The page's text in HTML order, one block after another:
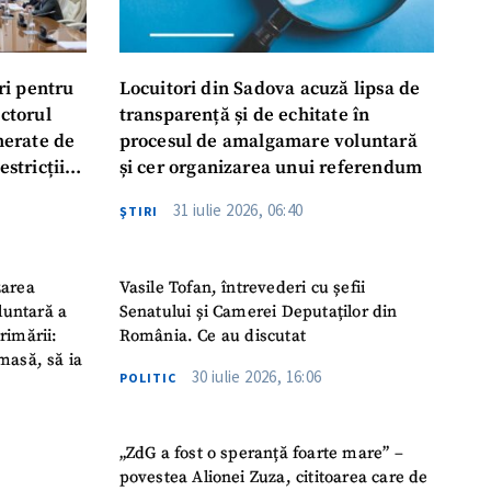
pentru
de
a
să ia
Locuitori din Sadova acuză lipsa de
transparență și de echitate în
procesul de amalgamare voluntară
și cer organizarea unui referendum
ŞTIRI 31 iulie 2026, 06:40
Vasile Tofan, întrevederi cu șefii
Senatului și Camerei Deputaților din
România. Ce au discutat
POLITIC 30 iulie 2026, 16:06
„ZdG a fost o speranță foarte mare” –
povestea Alionei Zuza, cititoarea care de